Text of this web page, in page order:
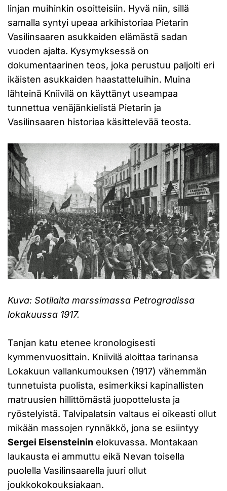
linjan muihinkin osoitteisiin. Hyvä niin, sillä
samalla syntyi upeaa arkihistoriaa Pietarin
Vasilinsaaren asukkaiden elämästä sadan
vuoden ajalta. Kysymyksessä on
dokumentaarinen teos, joka perustuu paljolti eri
ikäisten asukkaiden haastatteluihin. Muina
lähteinä Kniivilä on käyttänyt useampaa
tunnettua venäjänkielistä Pietarin ja
Vasilinsaaren historiaa käsittelevää teosta.
Kuva: Sotilaita marssimassa Petrogradissa
lokakuussa 1917.
Tanjan katu etenee kronologisesti
kymmenvuosittain. Kniivilä aloittaa tarinansa
Lokakuun vallankumouksen (1917) vähemmän
tunnetuista puolista, esimerkiksi kapinallisten
matruusien hillittömästä juopottelusta ja
ryöstelyistä. Talvipalatsin valtaus ei oikeasti ollut
mikään massojen rynnäkkö, jona se esiintyy
Sergei Eisensteinin elokuvassa. Montakaan
laukausta ei ammuttu eikä Nevan toisella
puolella Vasilinsaarella juuri ollut
joukkokokouksiakaan.